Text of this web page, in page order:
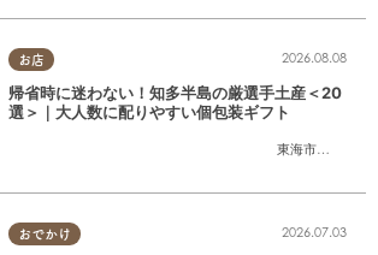
お店
東海市
,大府市
2026.08.08
帰省時に迷わない！知多半島の厳選手土産＜20
選＞｜大人数に配りやすい個包装ギフト
おでかけ 2026.07.03